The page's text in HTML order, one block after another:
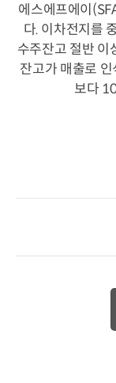
에스에프에이
다. 이차전지를
수주잔고 절반 이
잔고가 매출로
보다